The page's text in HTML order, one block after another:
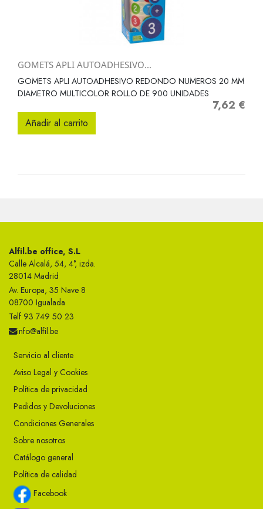
GOMETS APLI AUTOADHESIVO...
GOMETS APLI AUTOADHESIVO REDONDO NUMEROS 20 MM
DIAMETRO MULTICOLOR ROLLO DE 900 UNIDADES
Precio
7,62 €
Añadir al carrito
Alfil.be office, S.L
Calle Alcalá, 54, 4°, izda.
28014 Madrid
Av. Europa, 35 Nave 8
08700 Igualada
Telf 93 749 50 23
info@alfil.be
Servicio al cliente
Aviso Legal y Cookies
Política de privacidad
Pedidos y Devoluciones
Condiciones Generales
Sobre nosotros
Catálogo general
Política de calidad
Facebook